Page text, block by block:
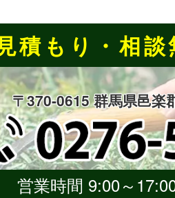
積もり・相
〒370-0615 群馬県邑楽
営業時間 9:00～